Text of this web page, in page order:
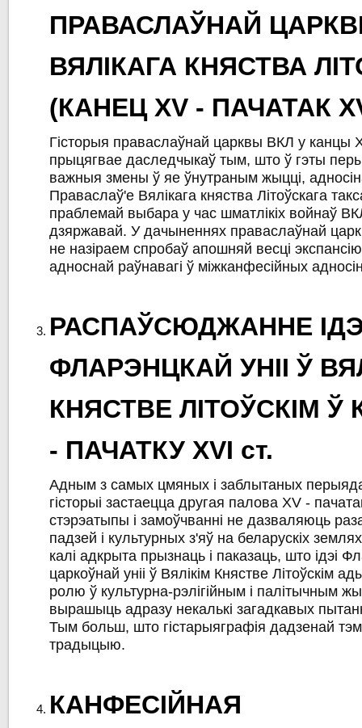
ПРАВАСЛАЎНАЙ
ВЯЛІКАГА КНЯСТВА
(КАНЕЦ XV - ПАЧАТАК
Гісторыя праваслаўнай царквы ВКЛ у канцы
прыцягвае даследчыкаў тым, што ў гэты
важныя змены ў яе ўнутраным жыцці,
Праваслаў'е Вялікага княства Літоўскага
праблемай выбара у час шматлікіх войнаў
дзяржавай. У дачыненнях праваслаўнай
не назіраем спробаў апошняй весці
адноснай раўнавагі ў міжканфесійных
РАСПАЎСЮДЖАННЕ
ФЛАРЭНЦКАЙ УНІІ Ў
КНЯСТВЕ ЛІТОЎСКІМ Ў
- ПАЧАТКУ ХVІ ст.
Адным з самых цмяных і заблытаных
гісторыі застаецца другая палова ХV -
стэрэатыпы і замоўчванні не дазваляюць
падзей і культурных з'яў на беларускіх
калі адкрыта прызнаць і паказаць, што ідэі
царкоўнай уніі ў Вялікім Княстве Літоўскім
ролю ў культурна-рэлігійным і палітычным
вырашыць адразу некалькі загадкавых
Тым больш, што гістарыяграфія дадзенай
традыцыю.
КАНФЕСІЙНАЯ